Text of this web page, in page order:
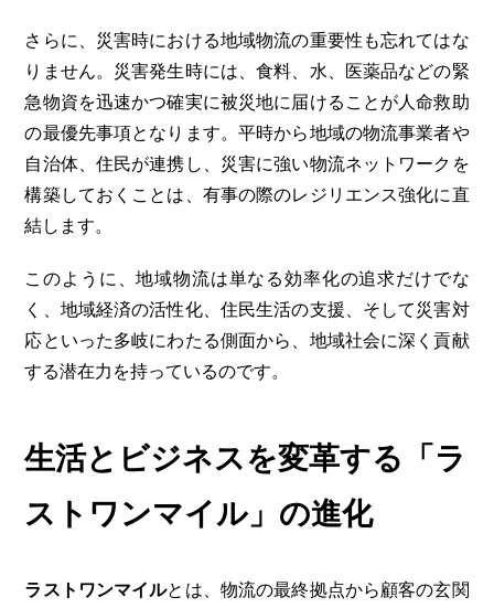
さらに、災害時における地域物流の重要性も忘れてはな
りません。災害発生時には、食料、水、医薬品などの緊
急物資を迅速かつ確実に被災地に届けることが人命救助
の最優先事項となります。平時から地域の物流事業者や
自治体、住民が連携し、災害に強い物流ネットワークを
構築しておくことは、有事の際のレジリエンス強化に直
結します。
このように、地域物流は単なる効率化の追求だけでな
く、地域経済の活性化、住民生活の支援、そして災害対
応といった多岐にわたる側面から、地域社会に深く貢献
する潜在力を持っているのです。
生活とビジネスを変革する「ラ
ストワンマイル」の進化
ラストワンマイルとは、物流の最終拠点から顧客の玄関